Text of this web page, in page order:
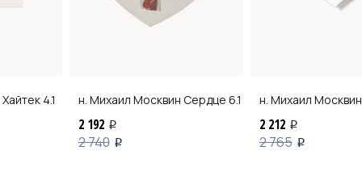
Хайтек 4.1 н. Михаил Москвин Сердце 6.1
2 192 i
2 740 i
н. Михаил Москвин
2 212 i
2 765 i